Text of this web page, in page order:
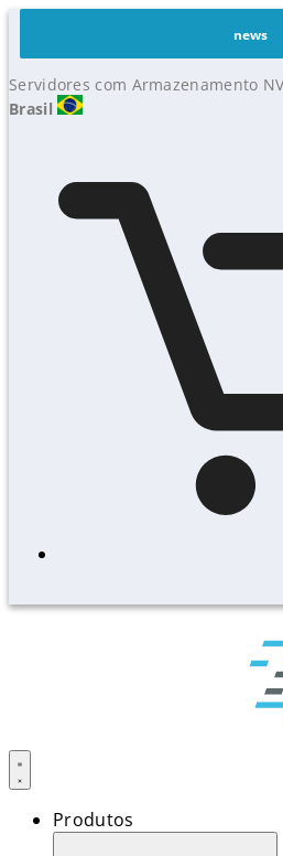
news
Servidores com Armazenamento
Brasil
Produtos